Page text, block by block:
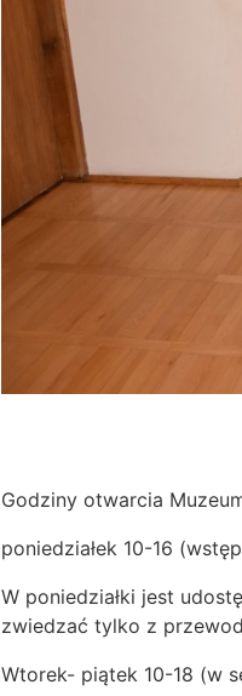
Godziny otwarcia
poniedziałek 10-16
W poniedziałki jest
zwiedzać tylko z
Wtorek- piątek 10-18 (w